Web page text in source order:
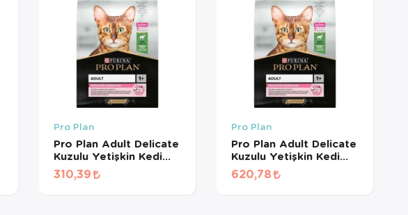
Pro Plan
Pro Plan Adult Delicate
Kuzulu Yetişkin Kedi
Maması (500 GR
BÖLÜNMÜŞ)
310,39
Pro Plan
Pro Plan Adult Delicate
Kuzulu Yetişkin Kedi
Maması (1 KG
BÖLÜNMÜŞ)
620,78